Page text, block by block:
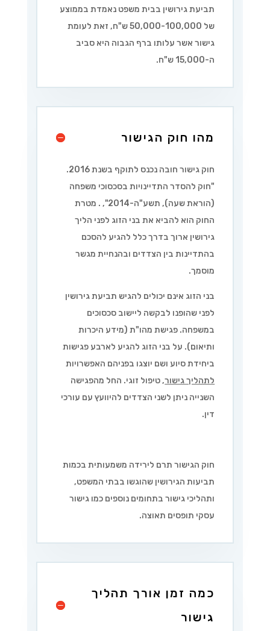
תביעת גירושין בבית משפט נאמדת בממוצע
של 50,000-100,000 ש"ח, זאת לעומת
גישור אשר עלותו ברף הגבוה היא סביב
ה-15,000 ש"ח.
מהו חוק הגישור
חוק גישור חובה נכנס לתוקף בשנת 2016.
"חוק להסדר התדיינויות בסכסוכי משפחה
(הוראת שעה), תשע"ה-2014
", . מטרת
החוק הוא להביא את בני הזוג לפני הליך
גירושין ארוך בדרך כלל להגיע להסכם
בהתדיינות בין הצדדים ובהנחיית מגשר
מוסמך.
בני הזוג אינם יכולים להגיש תביעת גירושין
לפני שהופנו לבקשה ליישוב סכסוכים
במשפחה. פגישת מהו"ת (מידע היכרות
ותיאום). על בני הזוג להגיע לארבע פגישות
ביחידת סיוע ושם יוצגו בפניהם האפשרויות
לתהליך גישור, טיפול זוגי. החל מהפגישה
השנייה ניתן לשני הצדדים להיוועץ עם עורכי
דין.
חוק הגישור תרם לירידה משמעותית בכמות
תביעות הגירושין שהוגשו בבתי המשפט,
ותהליכי גישור בתחומים נוספים כמו גישור
עסקי תופסים תאוצה.
כמה זמן אורך תהליך
גישור